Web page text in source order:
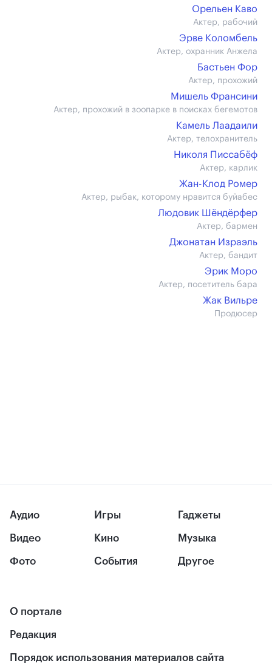
Орельен Каво
Актер, рабочий
Эрве Коломбель
Актер, охранник Анжела
Бастьен Фор
Актер, прохожий
Мишель Франсини
Актер, прохожий в зоопарке в поисках бегемотов
Камель Лаадаили
Актер, телохранитель
Николя Писсабёф
Актер, карлик
Жан-Клод Ромер
Актер, рыбак, которому нравится буйабес
Людовик Шёндёрфер
Актер, бармен
Джонатан Израэль
Актер, бандит
Эрик Моро
Актер, посетитель бара
Жак Вильре
Продюсер
Аудио
Видео
Фото
Игры
Кино
События
Гаджеты
Музыка
Другое
О портале
Редакция
Порядок использования материалов сайта